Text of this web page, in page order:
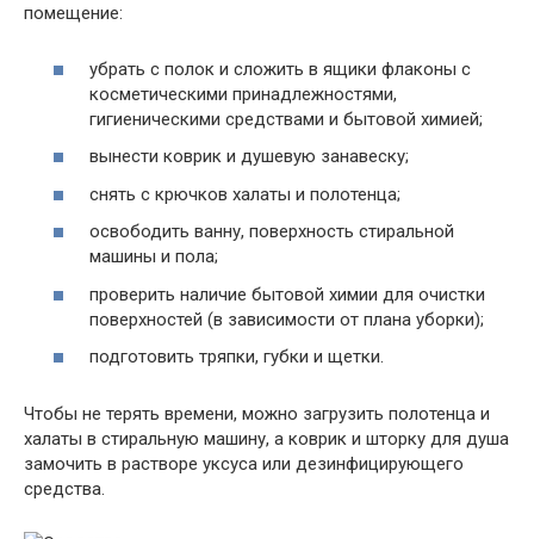
помещение:
убрать с полок и сложить в ящики флаконы с
косметическими принадлежностями,
гигиеническими средствами и бытовой химией;
вынести коврик и душевую занавеску;
снять с крючков халаты и полотенца;
освободить ванну, поверхность стиральной
машины и пола;
проверить наличие бытовой химии для очистки
поверхностей (в зависимости от плана уборки);
подготовить тряпки, губки и щетки.
Чтобы не терять времени, можно загрузить полотенца и
халаты в стиральную машину, а коврик и шторку для душа
замочить в растворе уксуса или дезинфицирующего
средства.